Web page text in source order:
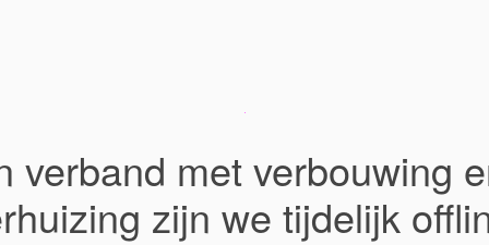
verband met verbouwing
zijn we tijdelijk